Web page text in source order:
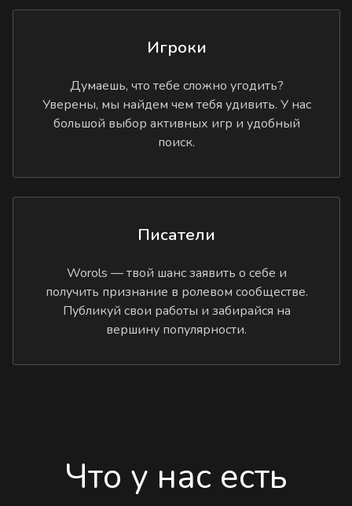
Игроки
Думаешь, что тебе сложно угодить?
Уверены, мы найдем чем тебя удивить. У нас
большой выбор активных игр и удобный
поиск.
Писатели
Worols — твой шанс заявить о себе и
получить признание в ролевом сообществе.
Публикуй свои работы и забирайся на
вершину популярности.
Что у нас есть